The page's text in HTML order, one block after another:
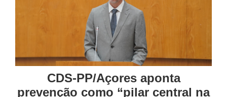
CDS-PP/Açores aponta
prevenção como “pilar central na